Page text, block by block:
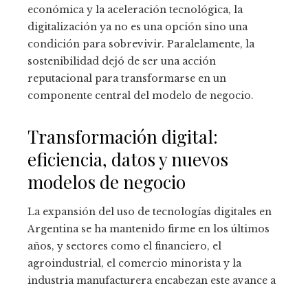
económica y la aceleración tecnológica, la
digitalización ya no es una opción sino una
condición para sobrevivir. Paralelamente, la
sostenibilidad dejó de ser una acción
reputacional para transformarse en un
componente central del modelo de negocio.
Transformación digital:
eficiencia, datos y nuevos
modelos de negocio
La expansión del uso de tecnologías digitales en
Argentina se ha mantenido firme en los últimos
años, y sectores como el financiero, el
agroindustrial, el comercio minorista y la
industria manufacturera encabezan este avance a